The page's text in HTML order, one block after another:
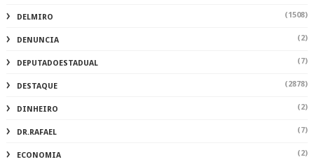
DELMIRO (1508)
DENUNCIA (2)
DEPUTADOESTADUAL (7)
DESTAQUE (2878)
DINHEIRO (2)
DR.RAFAEL (7)
ECONOMIA (2)